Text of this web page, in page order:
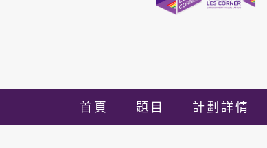
首頁 題目 計劃詳情